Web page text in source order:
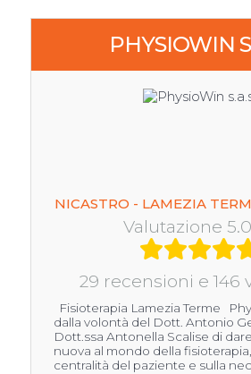
PHYSIOWIN
NICASTRO - LAMEZIA
Valutazione
29 recensioni e 146
Fisioterapia Lamezia Terme
dalla volontà del Dott. Antonio
Dott.ssa Antonella Scalise di
nuova al mondo della
centralità del paziente e sulla